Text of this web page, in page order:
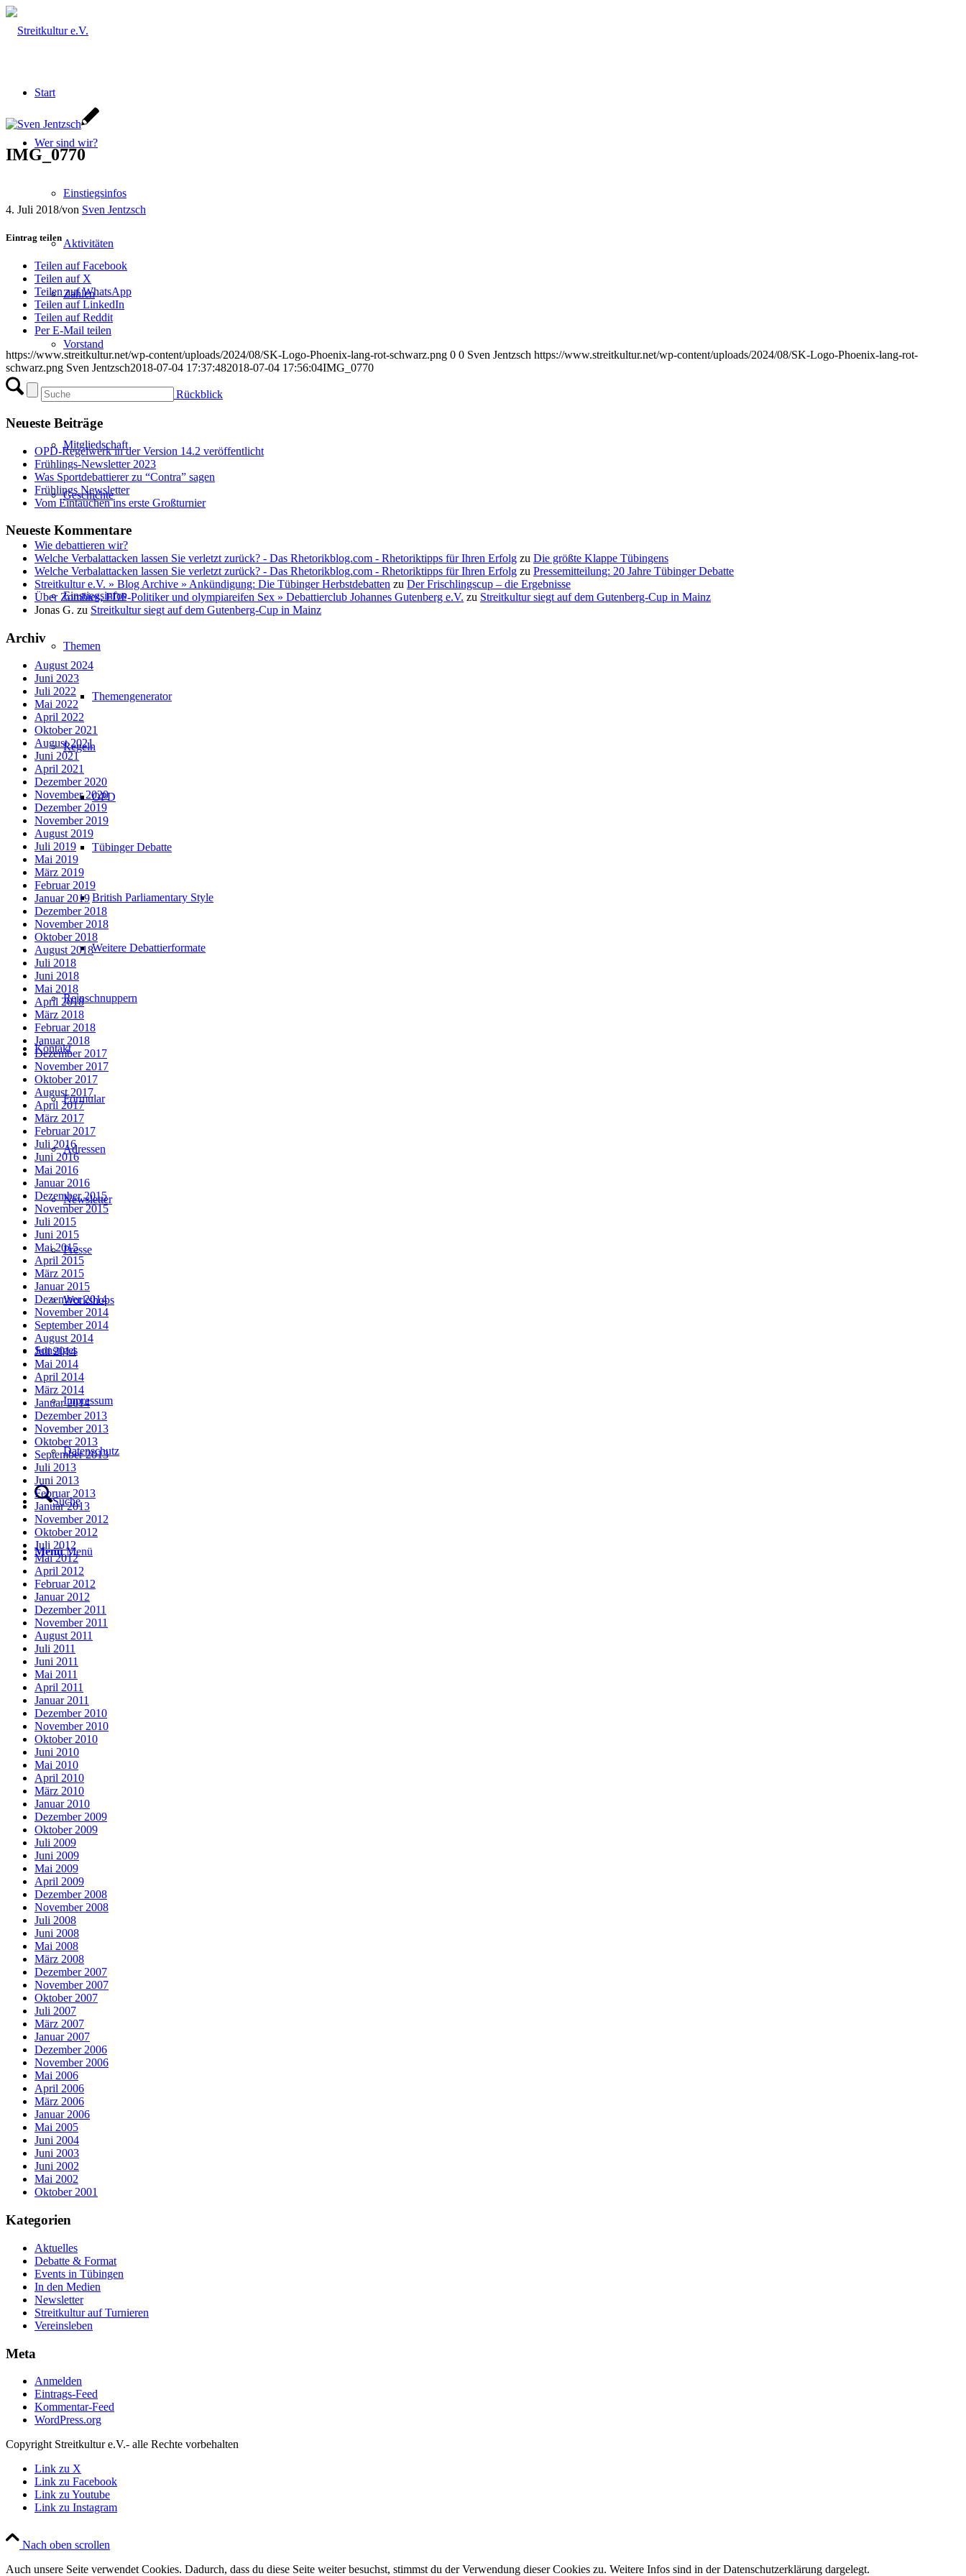
Start
Wer sind wir?
Einstiegsinfos
Aktivitäten
Zahlen
Vorstand
Vorstandsjahre im Rückblick
Mitgliedschaft
Geschichte
Wie debattieren wir?
Einstiegsinfos
Themen
Themengenerator
Regeln
OPD
Tübinger Debatte
British Parliamentary Style
Weitere Debattierformate
Reinschnuppern
Kontakt
Formular
Adressen
Newsletter
Presse
Workshops
Sonstiges
Impressum
Datenschutz
Suche
Menü Menü
IMG_0770
4. Juli 2018/von Sven Jentzsch
Eintrag teilen
Teilen auf Facebook
Teilen auf X
Teilen auf WhatsApp
Teilen auf LinkedIn
Teilen auf Reddit
Per E-Mail teilen
https://www.streitkultur.net/wp-content/uploads/2024/08/SK-Logo-Phoenix-lang-rot-schwarz.png 0 0 Sven Jentzsch https://www.streitkultur.net/wp-content/uploads/2024/08/SK-Logo-Phoenix-lang-rot-
schwarz.png Sven Jentzsch2018-07-04 17:37:482018-07-04 17:56:04IMG_0770
Neueste Beiträge
OPD-Regelwerk in der Version 14.2 veröffentlicht
Frühlings-Newsletter 2023
Was Sportdebattierer zu “Contra” sagen
Frühlings Newsletter
Vom Eintauchen ins erste Großturnier
Neueste Kommentare
Welche Verbalattacken lassen Sie verletzt zurück? - Das Rhetorikblog.com - Rhetoriktipps für Ihren Erfolg zu Die größte Klappe Tübingens
Welche Verbalattacken lassen Sie verletzt zurück? - Das Rhetorikblog.com - Rhetoriktipps für Ihren Erfolg zu Pressemitteilung: 20 Jahre Tübinger Debatte
Streitkultur e.V. » Blog Archive » Ankündigung: Die Tübinger Herbstdebatten zu Der Frischlingscup – die Ergebnisse
Über Zombies, FDP-Politiker und olympiareifen Sex » Debattierclub Johannes Gutenberg e.V. zu Streitkultur siegt auf dem Gutenberg-Cup in Mainz
Jonas G. zu Streitkultur siegt auf dem Gutenberg-Cup in Mainz
Archiv
August 2024
Juni 2023
Juli 2022
Mai 2022
April 2022
Oktober 2021
August 2021
Juni 2021
April 2021
Dezember 2020
November 2020
Dezember 2019
November 2019
August 2019
Juli 2019
Mai 2019
März 2019
Februar 2019
Januar 2019
Dezember 2018
November 2018
Oktober 2018
August 2018
Juli 2018
Juni 2018
Mai 2018
April 2018
März 2018
Februar 2018
Januar 2018
Dezember 2017
November 2017
Oktober 2017
August 2017
April 2017
März 2017
Februar 2017
Juli 2016
Juni 2016
Mai 2016
Januar 2016
Dezember 2015
November 2015
Juli 2015
Juni 2015
Mai 2015
April 2015
März 2015
Januar 2015
Dezember 2014
November 2014
September 2014
August 2014
Juli 2014
Mai 2014
April 2014
März 2014
Januar 2014
Dezember 2013
November 2013
Oktober 2013
September 2013
Juli 2013
Juni 2013
Februar 2013
Januar 2013
November 2012
Oktober 2012
Juli 2012
Mai 2012
April 2012
Februar 2012
Januar 2012
Dezember 2011
November 2011
August 2011
Juli 2011
Juni 2011
Mai 2011
April 2011
Januar 2011
Dezember 2010
November 2010
Oktober 2010
Juni 2010
Mai 2010
April 2010
März 2010
Januar 2010
Dezember 2009
Oktober 2009
Juli 2009
Juni 2009
Mai 2009
April 2009
Dezember 2008
November 2008
Juli 2008
Juni 2008
Mai 2008
März 2008
Dezember 2007
November 2007
Oktober 2007
Juli 2007
März 2007
Januar 2007
Dezember 2006
November 2006
Mai 2006
April 2006
März 2006
Januar 2006
Mai 2005
Juni 2004
Juni 2003
Juni 2002
Mai 2002
Oktober 2001
Kategorien
Aktuelles
Debatte & Format
Events in Tübingen
In den Medien
Newsletter
Streitkultur auf Turnieren
Vereinsleben
Meta
Anmelden
Eintrags-Feed
Kommentar-Feed
WordPress.org
Copyright Streitkultur e.V.- alle Rechte vorbehalten
Link zu X
Link zu Facebook
Link zu Youtube
Link zu Instagram
Nach oben scrollen
Auch unsere Seite verwendet Cookies. Dadurch, dass du diese Seite weiter besuchst, stimmst du der Verwendung dieser Cookies zu. Weitere Infos sind in der Datenschutzerklärung dargelegt.